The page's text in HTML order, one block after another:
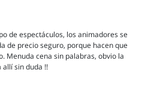
de espectáculos, los animadores se
de precio seguro, porque hacen que
Menuda cena sin palabras, obvio la
sin duda !!